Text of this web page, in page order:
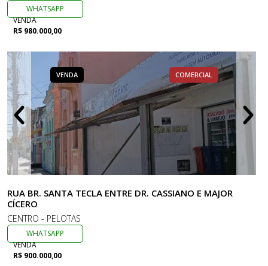
WHATSAPP
VENDA
R$ 980.000,00
VENDA COMERCIAL
RUA BR. SANTA TECLA ENTRE DR. CASSIANO E MAJOR
CÍCERO
CENTRO - PELOTAS
WHATSAPP
VENDA
R$ 900.000,00